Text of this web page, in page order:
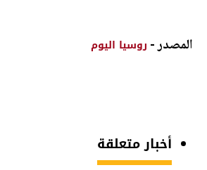
المصدر - روسيا اليوم
أخبار متعلقة